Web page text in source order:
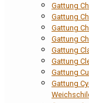
Gattung
Gattung
Gattung
Gattung
Gattung
Gattung
Gattung
Gattung